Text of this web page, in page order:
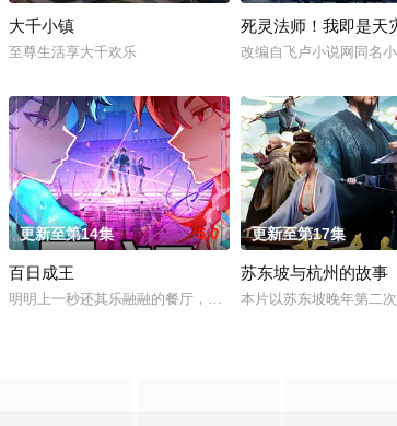
成为肩负责任的'大姐姐'，而乔治从集万千宠爱于一身的'小弟
大千小镇
至尊生活享大千欢乐
死灵法师！我即是天
改编自飞卢小说网同名
子』全新动画 新作将继承经典、结合潮流、呈现崭新的花仙
更新至第14集 5.0
百日成王
明明上一秒还其乐融融的餐厅，下一秒竟然血流成河……明明
更新至第17集
苏东坡与杭州的故事
本片以苏东坡晚年第二